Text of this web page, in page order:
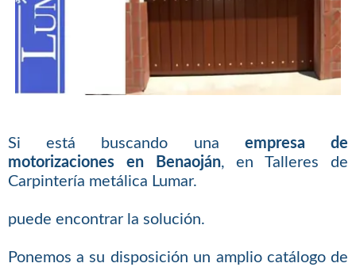
Si está buscando una empresa de
motorizaciones en Benaoján, en Talleres de
Carpintería metálica Lumar.
puede encontrar la solución.
Ponemos a su disposición un amplio catálogo de